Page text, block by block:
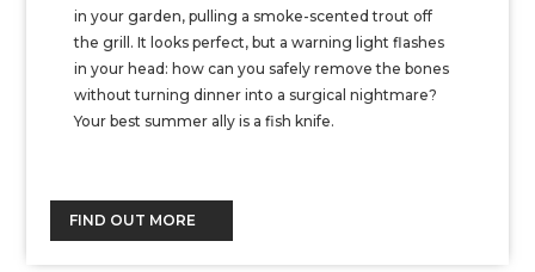
in your garden, pulling a smoke-scented trout off
the grill. It looks perfect, but a warning light flashes
in your head: how can you safely remove the bones
without turning dinner into a surgical nightmare?
Your best summer ally is a fish knife.
FIND OUT MORE